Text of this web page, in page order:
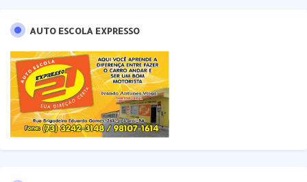
AUTO ESCOLA EXPRESSO